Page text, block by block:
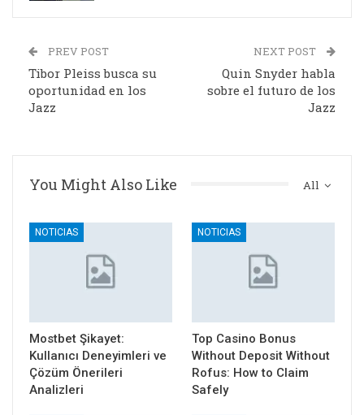
PREV POST
Tibor Pleiss busca su
oportunidad en los
Jazz
NEXT POST
Quin Snyder habla
sobre el futuro de los
Jazz
All
You Might Also Like
NOTICIAS
Mostbet Şikayet:
Kullanıcı Deneyimleri ve
Çözüm Önerileri
Analizleri
NOTICIAS
Top Casino Bonus
Without Deposit Without
Rofus: How to Claim
Safely